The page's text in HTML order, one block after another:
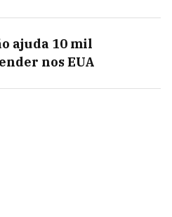
ajuda 10 mil
nos EUA